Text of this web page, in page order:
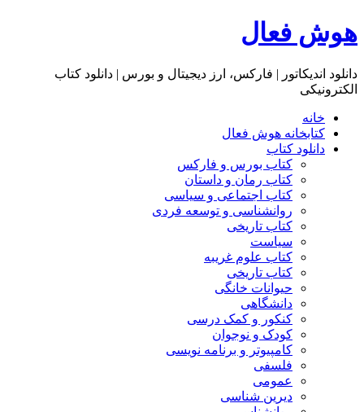
هوش فعال
دانلود اندیکاتور | فارکس، ارز دیجیتال و بورس | دانلود کتاب
الکترونیکی
خانه
کتابخانه هوش فعال
دانلود کتاب
کتاب بورس و فارکس
کتاب رمان و داستان
کتاب اجتماعی و سیاسی
روانشناسی و توسعه فردی
کتاب تاریخی
سیاست
کتاب علوم غریبه
کتاب تاریخی
حیوانات خانگی
دانشگاهی
کنکور و کمک‌ درسی
کودک و نوجوان
کامپیوتر و برنامه نویسی
فلسفی
عمومی
دیرین شناسی